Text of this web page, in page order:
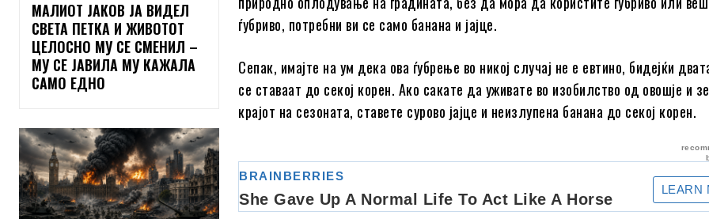
МАЛИОТ ЈАКОВ ЈА ВИДЕЛ
СВЕТА ПЕТКА И ЖИВОТОТ
ЦЕЛОСНО МУ СЕ СМЕНИЛ –
МУ СЕ ЈАВИЛА МУ КАЖАЛА
САМО ЕДНО
ѓубриво, потребни ви се само банана и јајце.
Сепак, имајте на ум дека ова ѓубрење во никој случај не е евтино, бидејќи
се ставаат до секој корен. Ако сакате да уживате во изобилство од овошје и
крајот на сезоната, ставете сурово јајце и неизлупена банана до секој корен.